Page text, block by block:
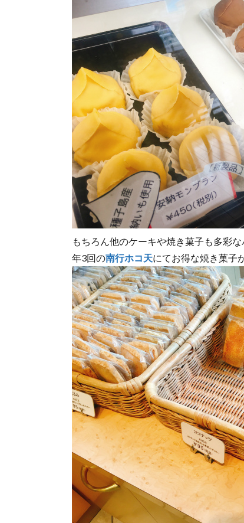
もちろん他のケーキや焼き菓子も多彩
年3回の南行ホコ天にてお得な焼き菓子